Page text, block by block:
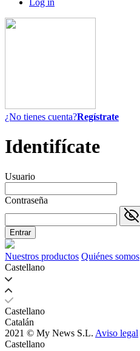
Log in
¿No tienes cuenta?Regístrate
Identifícate
Usuario
Contraseña
Nuestros productos Quiénes somos
Castellano
Castellano
Catalán
2021 © My News S.L. Aviso legal
Castellano